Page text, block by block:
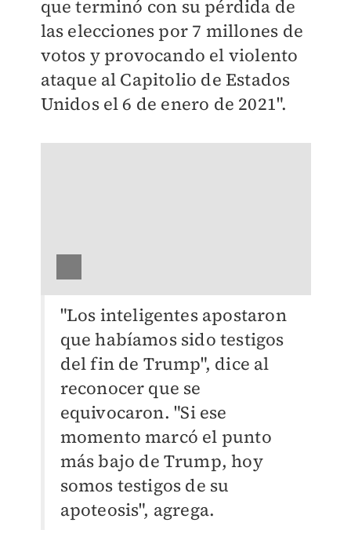
que terminó con su pérdida de
las elecciones por 7 millones de
votos y provocando el violento
ataque al Capitolio de Estados
Unidos el 6 de enero de 2021".
"Los inteligentes apostaron
que habíamos sido testigos
del fin de Trump", dice al
reconocer que se
equivocaron."Si ese
momento marcó el punto
más bajo de Trump, hoy
somos testigos de su
apoteosis", agrega.